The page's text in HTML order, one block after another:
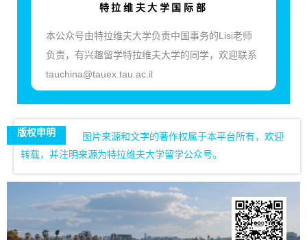
特拉维夫大学国际部
本公众号由特拉维夫大学负责中国事务的Lisi老师
负责，有兴趣留学特拉维夫大学的同学，欢迎联系
tauchina@tauex.tau.ac.il
版权申明
图片来源和文字的著作权属于本平台所有，欢迎
转载，并注明来源为特拉维夫大学留学公众号。